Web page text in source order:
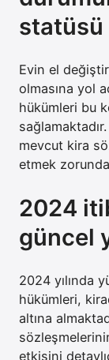
statüsü
Evin el
olmasına yol
hükümleri bu
mevcut kira
etmek
2024
güncel
2024 yılında
hükümleri,
altına
etkisini